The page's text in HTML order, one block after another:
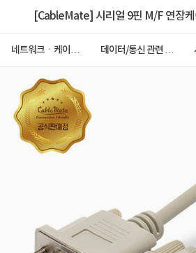
[CableMate] 시리얼 9핀 M/F 연장케이블
네트워크ㆍ케이블
데이터/통신 관련 케